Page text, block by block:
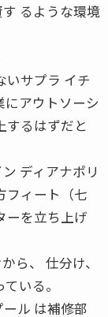
るような環境
いサプラ イチ
にアウトソーシ
するはずだと
ディアナポリ
フィート（七
ーを立ち上げ
ら、 仕分け、
いる。
ル は補修部